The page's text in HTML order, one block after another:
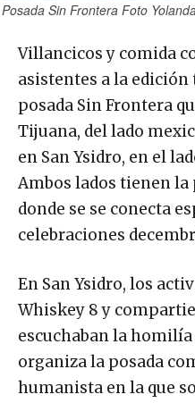
Posada Sin Frontera Foto
Villancicos y comida
asistentes a la
posada Sin Frontera
Tijuana, del lado
en San Ysidro, en el
Ambos lados tienen
donde se se conecta
celebraciones
En San Ysidro, los
Whiskey 8 y
escuchaban la homilía
organiza la posada
humanista en la que